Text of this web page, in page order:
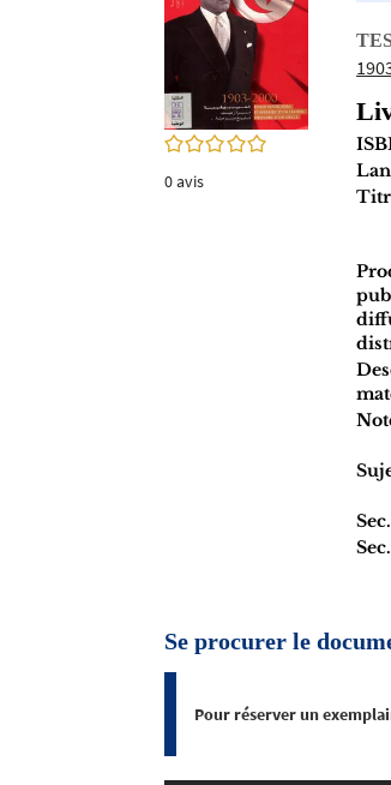
0/5
0avis
Se procurer le
Pour réserver un